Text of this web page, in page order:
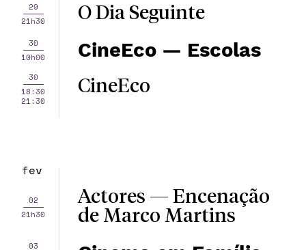
29
21h30
O Dia Seguinte
30
10h00
CineEco — Escolas
30
18:30
21:30
CineEco
fev
02
21h30
Actores — Encenação
de Marco Martins
03